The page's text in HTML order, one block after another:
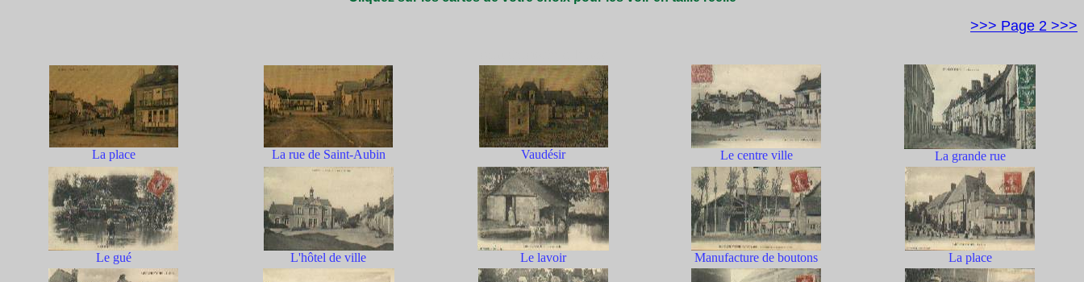
>>> Page 2 >>>
La place La rue de Saint-Aubin Vaudésir Le centre ville La grande rue
Le gué L'hôtel de ville Le lavoir Manufacture de boutons La place